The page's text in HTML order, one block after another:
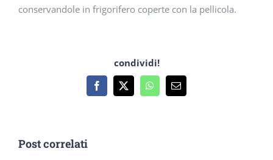
conservandole in frigorifero coperte con la pellicola.
condividi!
Facebook
X WhatsApp
Email
Post correlati